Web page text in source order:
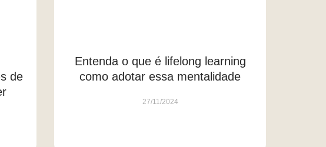
de
Entenda o que é lifelong learning
como adotar essa mentalidade
27/11/2024